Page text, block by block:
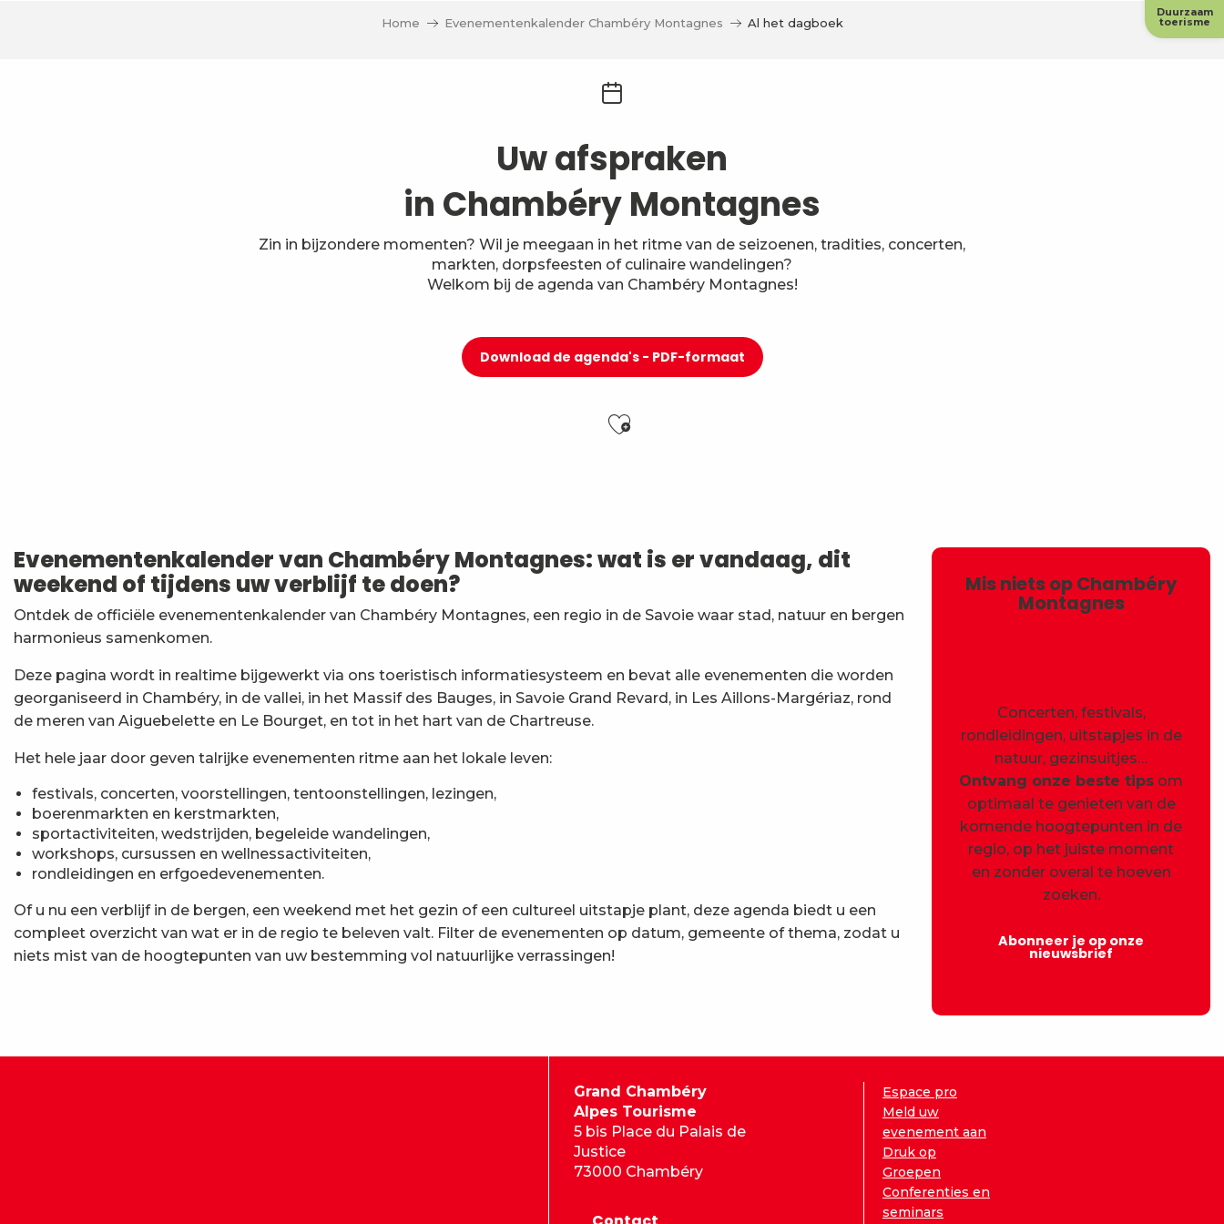
Duurzaam
toerisme
Home Evenementenkalender Chambéry Montagnes Al het dagboek
Uw afspraken
in Chambéry Montagnes
Zin in bijzondere momenten? Wil je meegaan in het ritme van de seizoenen, tradities, concerten,
markten, dorpsfeesten of culinaire wandelingen?
Welkom bij de agenda van Chambéry Montagnes!
Download de agenda's - PDF-formaat
Ajouter aux favoris
Spectacle clownesque : Le Modjo
Esc'apéro aux Fruits de la Treille
Exposition : Messages/Images, graphisme d'intérêt général
Exposition de peinture Martine Sainte Mareville
Festi'Fecl
Festival Musique et Nature en Bauges
Passage en mode estival des piscines d'agglomération
Exposition : Quand la matière s'éveille
Visite Guidée : Germinations
Evenementenkalender van Chambéry Montagnes: wat is er vandaag, dit
weekend of tijdens uw verblijf te doen?
Ontdek de officiële evenementenkalender van Chambéry Montagnes, een regio in de Savoie waar stad, natuur en bergen
harmonieus samenkomen.
Deze pagina wordt in realtime bijgewerkt via ons toeristisch informatiesysteem en bevat alle evenementen die worden
georganiseerd in Chambéry, in de vallei, in het Massif des Bauges, in Savoie Grand Revard, in Les Aillons-Margériaz, rond
de meren van Aiguebelette en Le Bourget, en tot in het hart van de Chartreuse.
Het hele jaar door geven talrijke evenementen ritme aan het lokale leven:
festivals, concerten, voorstellingen, tentoonstellingen, lezingen,
boerenmarkten en kerstmarkten,
sportactiviteiten, wedstrijden, begeleide wandelingen,
workshops, cursussen en wellnessactiviteiten,
rondleidingen en erfgoedevenementen.
Of u nu een verblijf in de bergen, een weekend met het gezin of een cultureel uitstapje plant, deze agenda biedt u een
compleet overzicht van wat er in de regio te beleven valt. Filter de evenementen op datum, gemeente of thema, zodat u
niets mist van de hoogtepunten van uw bestemming vol natuurlijke verrassingen!
Mis niets op Chambéry
Montagnes
Concerten, festivals,
rondleidingen, uitstapjes in de
natuur, gezinsuitjes…
Ontvang onze beste tips om
optimaal te genieten van de
komende hoogtepunten in de
regio, op het juiste moment
en zonder overal te hoeven
zoeken.
Abonneer je op onze
nieuwsbrief
Grand Chambéry
Alpes Tourisme
5 bis Place du Palais de
Justice
73000 Chambéry
Espace pro
Meld uw
evenement aan
Druk op
Groepen
Conferenties en
seminars